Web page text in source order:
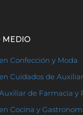
MEDIO
Confección y Moda
Cuidados de
de Farmacia y
Cocina y